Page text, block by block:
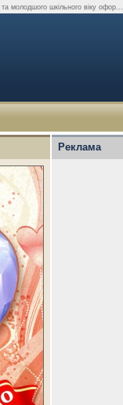
молодшого шкільного віку офор...
Реклама